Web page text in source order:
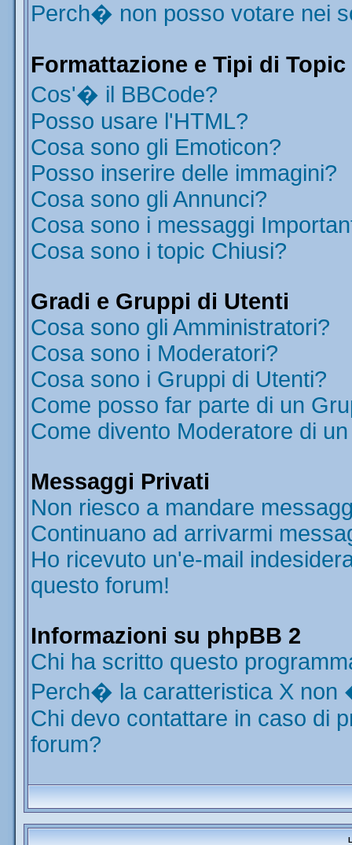
Perch� non posso votare nei
Formattazione e Tipi di Topic
Cos'� il BBCode?
Posso usare l'HTML?
Cosa sono gli Emoticon?
Posso inserire delle immagini?
Cosa sono gli Annunci?
Cosa sono i messaggi
Cosa sono i topic Chiusi?
Gradi e Gruppi di Utenti
Cosa sono gli Amministratori?
Cosa sono i Moderatori?
Cosa sono i Gruppi di Utenti?
Come posso far parte di un
Come divento Moderatore di
Messaggi Privati
Non riesco a mandare
Continuano ad arrivarmi
Ho ricevuto un'e-mail
questo forum!
Informazioni su phpBB 2
Chi ha scritto questo
Perch� la caratteristica X non
Chi devo contattare in caso di
forum?